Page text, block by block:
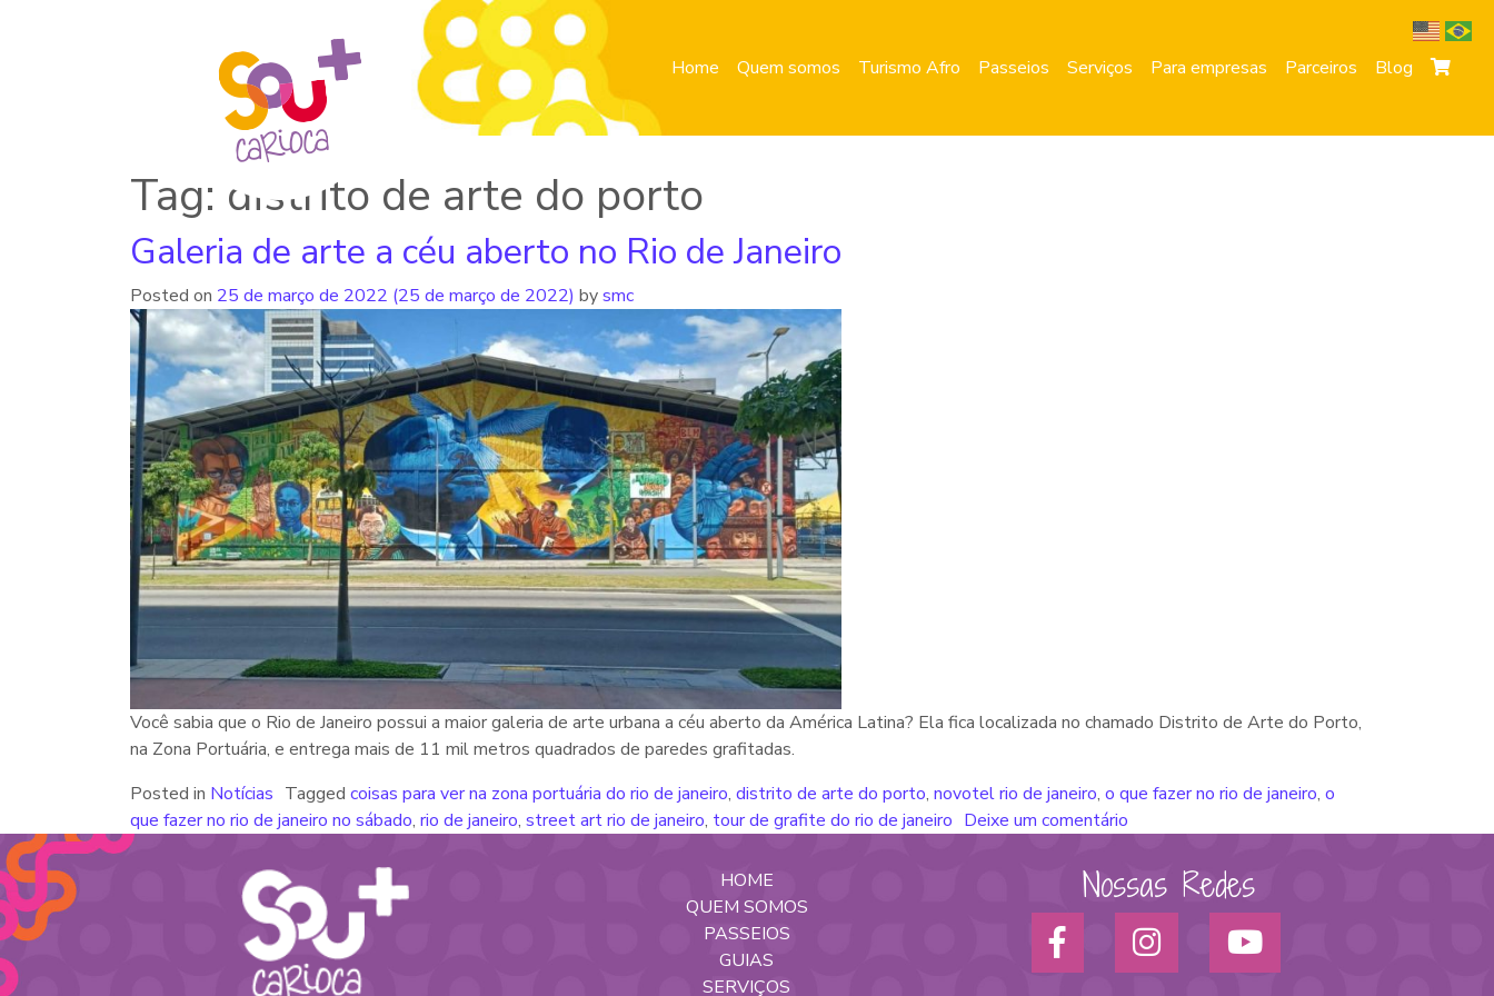
Home Quem somos Turismo Afro Passeios Serviços Para empresas Parceiros Blog
Tag: distrito de arte do porto
Galeria de arte a céu aberto no Rio de Janeiro
Posted on 25 de março de 2022 (25 de março de 2022) bysmc
Você sabia que o Rio de Janeiro possui a maior galeria de arte urbana a céu aberto da América Latina? Ela fica localizada no chamado Distrito de Arte do Porto,
na Zona Portuária, e entrega mais de 11 mil metros quadrados de paredes grafitadas.
Posted in Notícias Tagged coisas para ver na zona portuária do rio de janeiro, distrito de arte do porto, novotel rio de janeiro, o que fazer no rio de janeiro, o
que fazer no rio de janeiro no sábado, rio de janeiro, street art rio de janeiro, tour de grafite do rio de janeiro Deixe um comentário
HOME
QUEM SOMOS
PASSEIOS
GUIAS
SERVIÇOS
Nossas Redes